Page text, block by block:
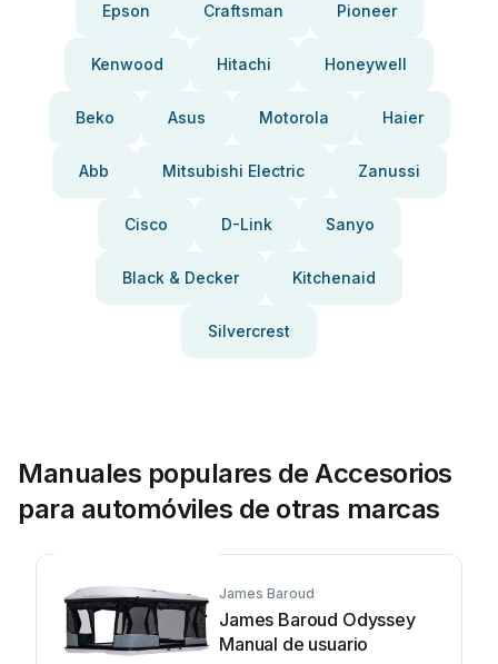
Epson Craftsman Pioneer
Kenwood Hitachi Honeywell
Beko Asus Motorola Haier
Abb Mitsubishi Electric Zanussi
Cisco D-Link Sanyo
Black & Decker Kitchenaid
Silvercrest
Manuales populares de Accesorios
para automóviles de otras marcas
James Baroud
James Baroud Odyssey
Manual de usuario